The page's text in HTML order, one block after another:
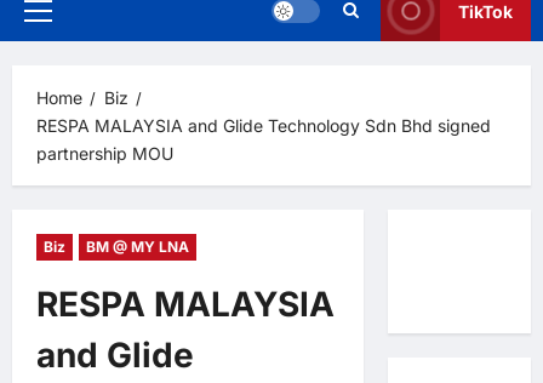
Primary
TikTok
Home
Biz
RESPA MALAYSIA and Glide Technology Sdn Bhd signed
partnership MOU
Biz BM @ MY LNA
RESPA MALAYSIA
and Glide